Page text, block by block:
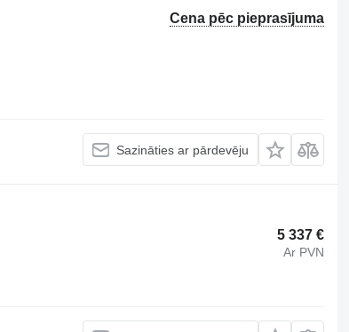
Cena pēc pieprasījuma
Sazināties ar pārdevēju
5 337 €
Ar PVN